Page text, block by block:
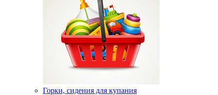
Горки, сидения для купания